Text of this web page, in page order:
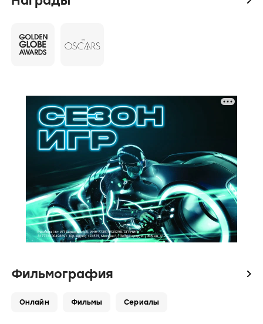
Фильмография icon
Онлайн Фильмы Сериалы